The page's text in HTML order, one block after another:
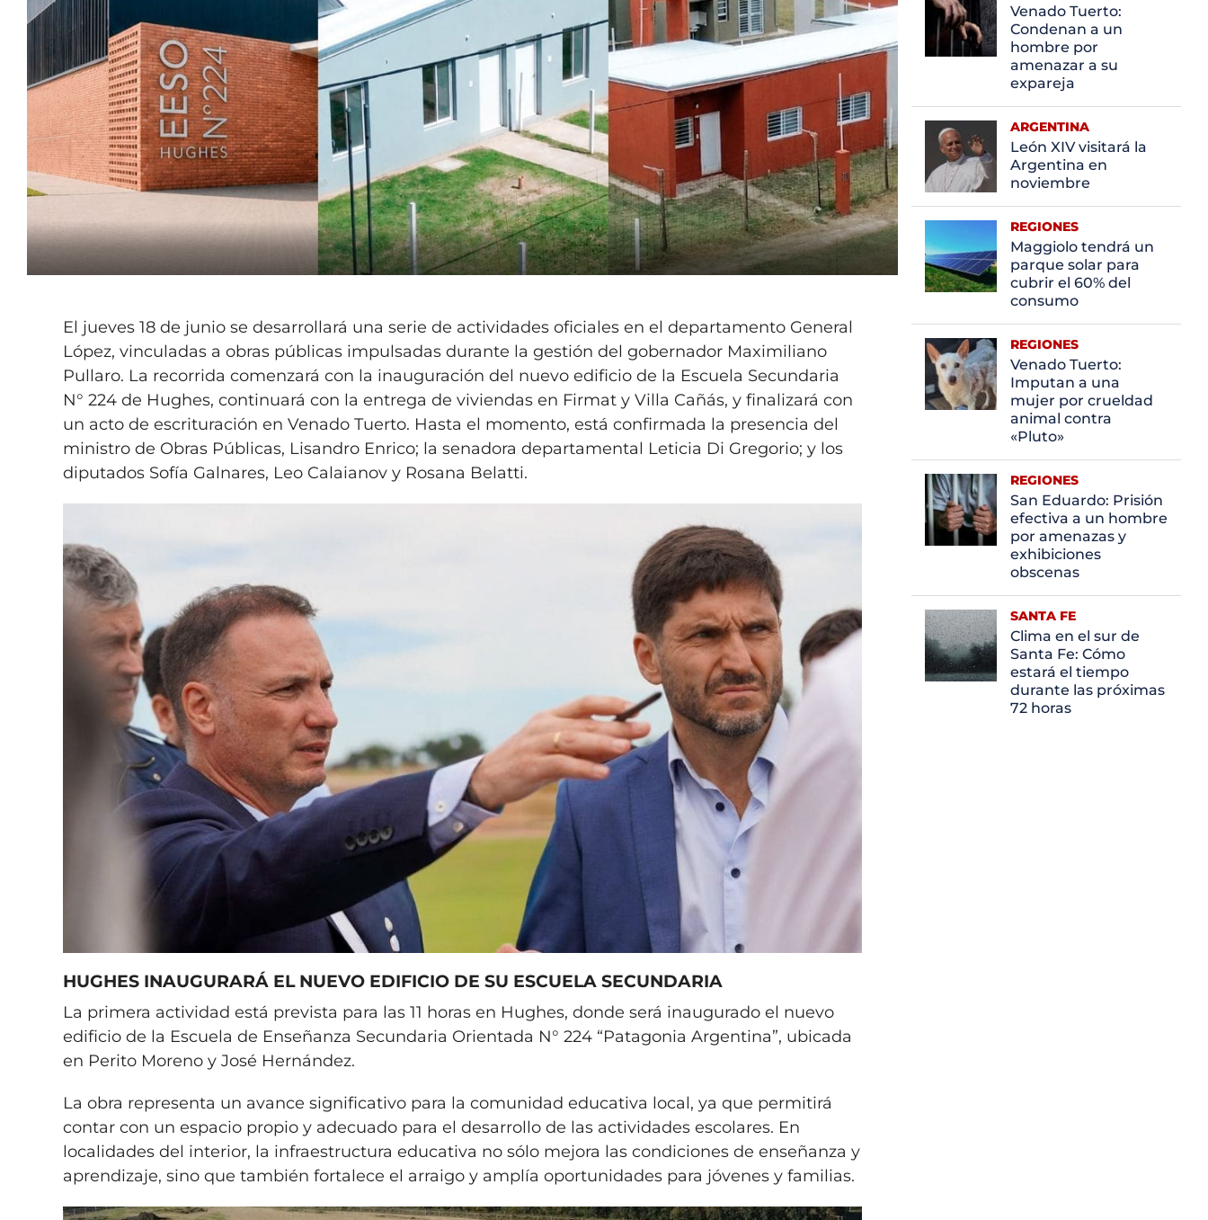
El jueves 18 de junio se desarrollará una serie de actividades oficiales en el departamento General
López, vinculadas a obras públicas impulsadas durante la gestión del gobernador Maximiliano
Pullaro. La recorrida comenzará con la inauguración del nuevo edificio de la Escuela Secundaria
N° 224 de Hughes, continuará con la entrega de viviendas en Firmat y Villa Cañás, y finalizará con
un acto de escrituración en Venado Tuerto. Hasta el momento, está confirmada la presencia del
ministro de Obras Públicas, Lisandro Enrico; la senadora departamental Leticia Di Gregorio; y los
diputados Sofía Galnares, Leo Calaianov y Rosana Belatti.
HUGHES INAUGURARÁ EL NUEVO EDIFICIO DE SU ESCUELA SECUNDARIA
La primera actividad está prevista para las 11 horas en Hughes, donde será inaugurado el nuevo
edificio de la Escuela de Enseñanza Secundaria Orientada N° 224 “Patagonia Argentina”, ubicada
en Perito Moreno y José Hernández.
La obra representa un avance significativo para la comunidad educativa local, ya que permitirá
contar con un espacio propio y adecuado para el desarrollo de las actividades escolares. En
localidades del interior, la infraestructura educativa no sólo mejora las condiciones de enseñanza y
aprendizaje, sino que también fortalece el arraigo y amplía oportunidades para jóvenes y familias.
Venado Tuerto:
Condenan a un
hombre por
amenazar a su
expareja
ARGENTINA
León XIV visitará la
Argentina en
noviembre
REGIONES
Maggiolo tendrá un
parque solar para
cubrir el 60% del
consumo
REGIONES
Venado Tuerto:
Imputan a una
mujer por crueldad
animal contra
«Pluto»
REGIONES
San Eduardo: Prisión
efectiva a un hombre
por amenazas y
exhibiciones
obscenas
SANTA FE
Clima en el sur de
Santa Fe: Cómo
estará el tiempo
durante las próximas
72 horas